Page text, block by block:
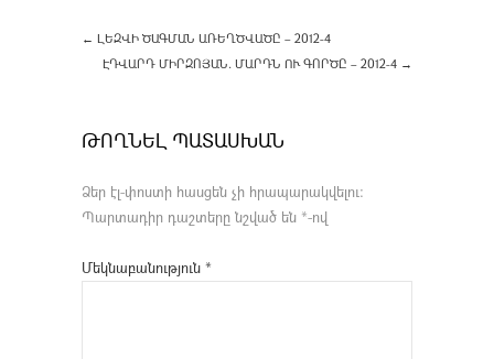
← ԼԵԶՎԻ ԾԱԳՄԱՆ ԱՌԵՂԾՎԱԾԸ – 2012-4
ԷԴՎԱՐԴ ՄԻՐԶՈՅԱՆ. ՄԱՐԴՆ ՈՒ ԳՈՐԾԸ – 2012-4 →
ԹՈՂՆԵԼ ՊԱՏԱՍԽԱՆ
Ձեր էլ-փոստի հասցեն չի հրապարակվելու։
Պարտադիր դաշտերը նշված են *-ով
Մեկնաբանություն *